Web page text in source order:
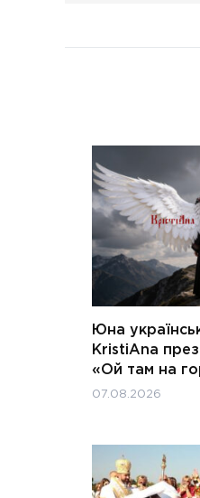
Юна
KristiAna
«Ой там на
07.08.2026